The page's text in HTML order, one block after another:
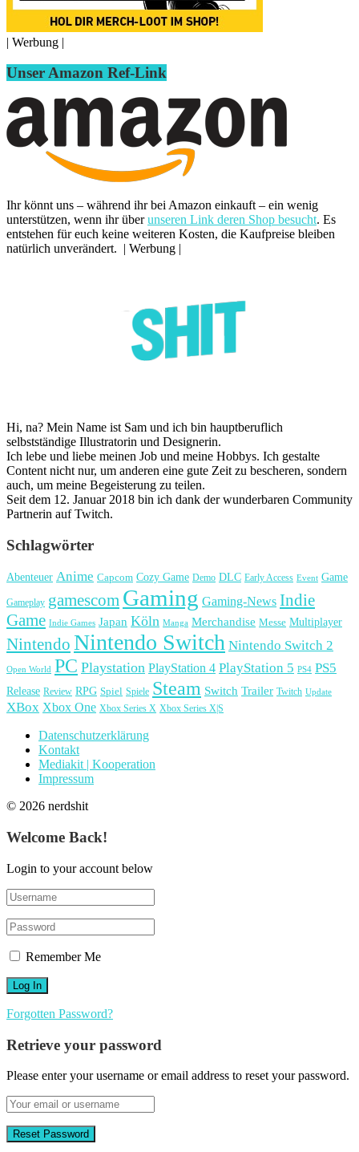
| Werbung |
Unser Amazon Ref-Link
Ihr könnt uns – während ihr bei Amazon einkauft – ein wenig
unterstützen, wenn ihr überunseren Link deren Shop besucht. Es
entstehen für euch keine weiteren Kosten, die Kaufpreise bleiben
natürlich unverändert. | Werbung |
Hi, na? Mein Name ist Sam und ich bin hauptberuflich
selbstständige Illustratorin und Designerin.
Ich lebe und liebe meinen Job und meine Hobbys. Ich gestalte
Content nicht nur, um anderen eine gute Zeit zu bescheren, sondern
auch, um meine Begeisterung zu teilen.
Seit dem 12. Januar 2018 bin ich dank der wunderbaren Community
Partnerin auf Twitch.
Schlagwörter
Abenteuer Anime Capcom Cozy Game Demo DLC Early Access Event Game
Gameplay gamescom Gaming Gaming-News Indie
Game Indie Games Japan Köln Manga Merchandise Messe Multiplayer
Nintendo Nintendo Switch Nintendo Switch 2
Open World PC Playstation PlayStation 4 PlayStation 5 PS4 PS5
Release Review RPG Spiel Spiele Steam Switch Trailer Twitch Update
XBox Xbox One Xbox Series X Xbox Series X|S
Datenschutzerklärung
Kontakt
Mediakit | Kooperation
Impressum
© 2026 nerdshit
Welcome Back!
Login to your account below
Remember Me
Forgotten Password?
Retrieve your password
Please enter your username or email address to reset your password.